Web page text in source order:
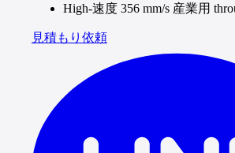
High-速度 356 mm/s 産業用
見積もり依頼